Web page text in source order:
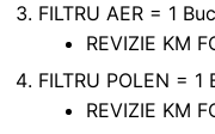
FILTRU AER = 1 Buc
REVIZIE KM
FILTRU POLEN = 1
REVIZIE KM